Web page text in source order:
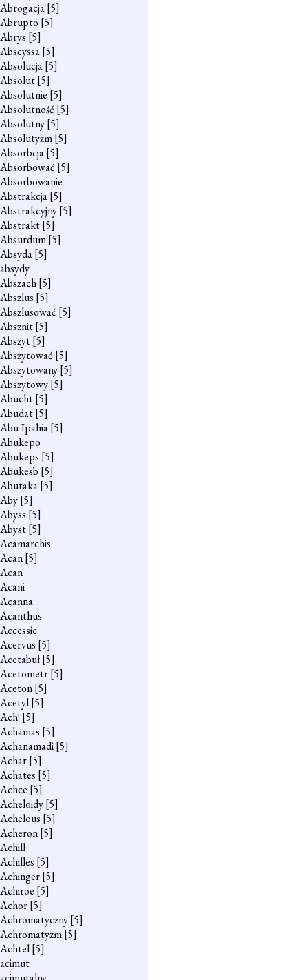
Abrogacja[5]
Abrupto [5]
Abrys [5]
Abscyssa[5]
Absolucja[5]
Absolut[5]
Absolutnie [5]
Absolutność [5]
Absolutny[5]
Absolutyzm[5]
Absorbcja[5]
Absorbować [5]
Absorbowanie
Abstrakcja[5]
Abstrakcyjny[5]
Abstrakt[5]
Absurdum[5]
Absyda[5]
absydy
Abszach[5]
Abszlus [5]
Abszlusować [5]
Absznit[5]
Abszyt[5]
Abszytować [5]
Abszytowany[5]
Abszytowy[5]
Abucht[5]
Abudat[5]
Abu-Ipahia[5]
Abukepo
Abukeps [5]
Abukesb [5]
Abutaka[5]
Aby[5]
Abyss [5]
Abyst[5]
Acamarchis
Acan[5]
Acan
Acani
Acanna
Acanthus
Accessie
Acervus [5]
Acetabuł[5]
Acetometr[5]
Aceton[5]
Acetyl[5]
Ach! [5]
Achamas [5]
Achanamadi[5]
Achar[5]
Achates [5]
Achce [5]
Acheloidy[5]
Achelous [5]
Acheron[5]
Achill
Achilles [5]
Achinger[5]
Achiroe [5]
Achor[5]
Achromatyczny[5]
Achromatyzm[5]
Achtel[5]
acimut